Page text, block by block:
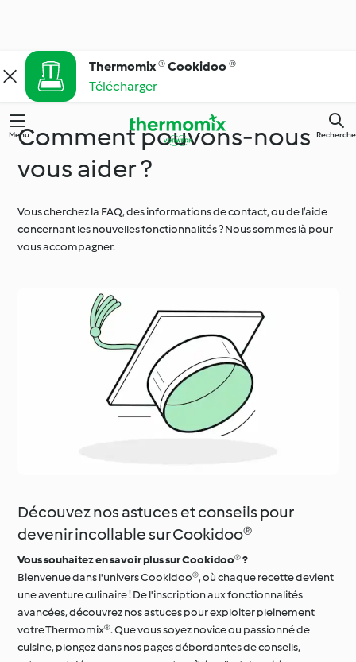
Thermomix ® Cookidoo ®
Télécharger
Menu Recherche
Comment pouvons-nous
vous aider ?
Vous cherchez la FAQ, des informations de contact, ou de l’aide
concernant les nouvelles fonctionnalités ? Nous sommes là pour
vous accompagner.
Découvez nos astuces et conseils pour
devenir incollable sur Cookidoo®
Vous souhaitez en savoir plus sur Cookidoo® ?
Bienvenue dans l'univers Cookidoo®, où chaque recette devient
une aventure culinaire ! De l'inscription aux fonctionnalités
avancées, découvrez nos astuces pour exploiter pleinement
votre Thermomix®. Que vous soyez novice ou passionné de
cuisine, plongez dans nos pages débordantes de conseils,